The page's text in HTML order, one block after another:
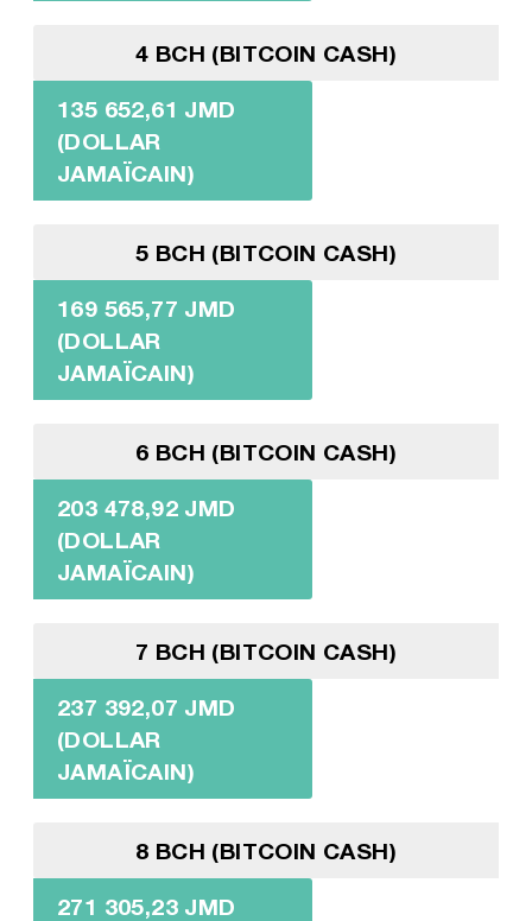
4 BCH (BITCOIN CASH)
135 652,61 JMD
(DOLLAR
JAMAÏCAIN)
5 BCH (BITCOIN CASH)
169 565,77 JMD
(DOLLAR
JAMAÏCAIN)
6 BCH (BITCOIN CASH)
203 478,92 JMD
(DOLLAR
JAMAÏCAIN)
7 BCH (BITCOIN CASH)
237 392,07 JMD
(DOLLAR
JAMAÏCAIN)
8 BCH (BITCOIN CASH)
271 305,23 JMD